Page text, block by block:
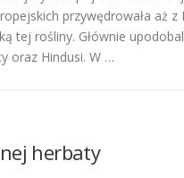
przywędrowała aż
tej rośliny. Głównie
oraz Hindusi. W …
herbaty